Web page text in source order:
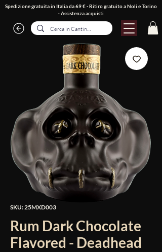
Spedizione gratuita in Italia da 69 € · Ritiro gratuito a Noli e Torino
·Assistenza acquisti
SKU: 25MXD003
Rum Dark Chocolate
Flavored - Deadhead